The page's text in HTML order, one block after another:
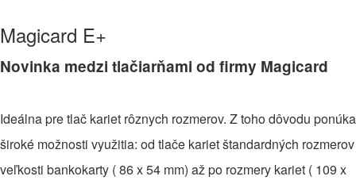
Magicard E+
Novinka medzi tlačiarňami od firmy Magicard
Ideálna pre tlač kariet rôznych rozmerov. Z toho dôvodu ponúka
široké možnosti využitia: od tlače kariet štandardných rozmerov
veľkosti bankokarty ( 86 x 54 mm) až po rozmery kariet ( 109 x